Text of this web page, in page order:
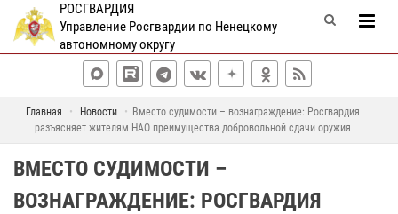
РОСГВАРДИЯ
Управление Росгвардии по Ненецкому
автономному округу
Главная Новости
Вместо судимости – вознаграждение: Росгвардия
разъясняет жителям НАО преимущества добровольной сдачи оружия
ВМЕСТО СУДИМОСТИ –
ВОЗНАГРАЖДЕНИЕ: РОСГВАРДИЯ